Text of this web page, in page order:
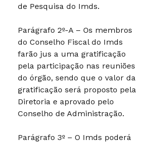
de Pesquisa do Imds.
Parágrafo 2º-A – Os membros
do Conselho Fiscal do Imds
farão jus a uma gratificação
pela participação nas reuniões
do órgão, sendo que o valor da
gratificação será proposto pela
Diretoria e aprovado pelo
Conselho de Administração.
Parágrafo 3º – O Imds poderá